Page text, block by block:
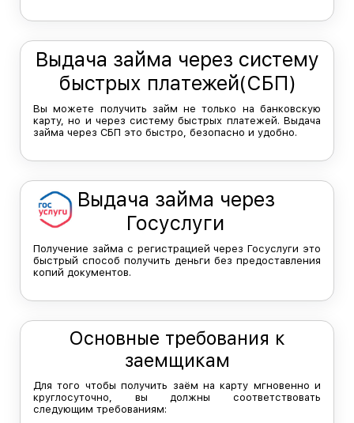
Выдача займа через систему
быстрых платежей(СБП)
Вы можете получить займ не только на банковскую
карту, но и через систему быстрых платежей. Выдача
займа через СБП это быстро, безопасно и удобно.
Выдача займа через
Госуслуги
Получение займа с регистрацией через Госуслуги это
быстрый способ получить деньги без предоставления
копий документов.
Основные требования к
заемщикам
Для того чтобы получить заём на карту мгновенно и
круглосуточно, вы должны соответствовать
следующим требованиям: